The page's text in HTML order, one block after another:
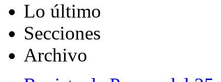
Lo último
Secciones
Archivo